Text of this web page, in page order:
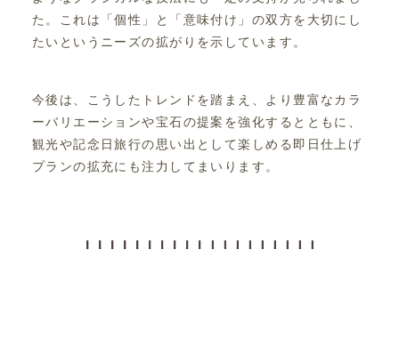
た。これは「個性」と「意味付け」の双方を大切にし
たいというニーズの拡がりを示しています。
今後は、こうしたトレンドを踏まえ、より豊富なカラ
ーバリエーションや宝石の提案を強化するとともに、
観光や記念日旅行の思い出として楽しめる即日仕上げ
プランの拡充にも注力してまいります。